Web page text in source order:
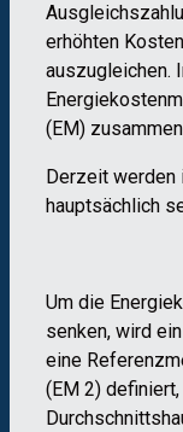
erhöhten
auszugleichen. I
Energiekosten
(EM)
Derzeit werden
hauptsächlich
Um die
senken, wird ein
eine Referenzm
(EM 2) definiert
Durchschnittsh